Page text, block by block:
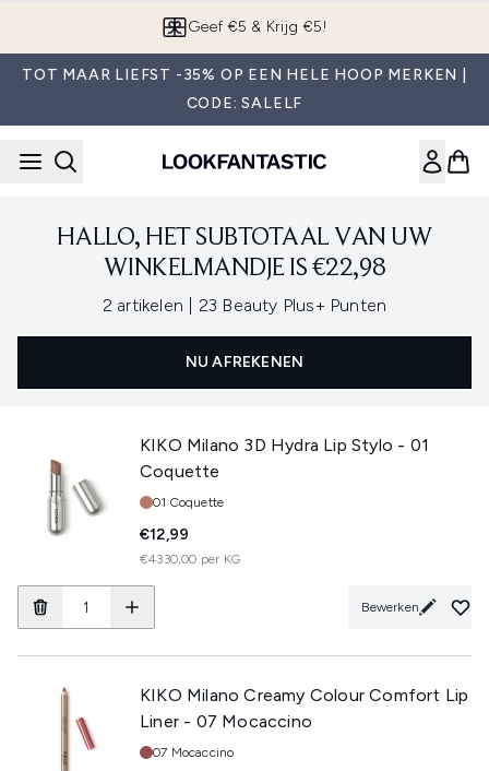
Geef €5 & Krijg €5!
TOT MAAR LIEFST -35% OP EEN HELE HOOP MERKEN |
CODE: SALELF
HALLO, HET SUBTOTAAL VAN UW
WINKELMANDJE IS €22,98
2 artikelen , 23 Beauty Plus+ Punten
NU AFREKENEN
KIKO Milano 3D Hydra Lip Stylo - 01
Coquette
Tint:
01 Coquette
€12,99
€4330,00 per KG
Bewerken
KIKO Milano Creamy Colour Comfort Lip
Liner - 07 Mocaccino
Tint:
07 Mocaccino